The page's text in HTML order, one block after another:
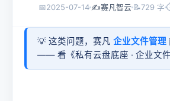
📅2025-07-14 ✍️赛凡智云 📝729 字
💡 这类问题，赛凡 企业文件管理
—— 看《私有云盘底座 · 企业文